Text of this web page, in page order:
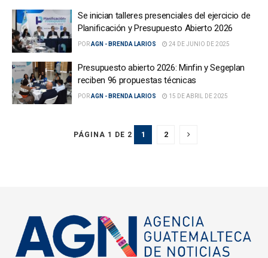
Se inician talleres presenciales del ejercicio de
Planificación y Presupuesto Abierto 2026
PORAGN - BRENDA LARIOS 24 DE JUNIO DE 2025
Presupuesto abierto 2026: Minfin y Segeplan
reciben 96 propuestas técnicas
PORAGN - BRENDA LARIOS 15 DE ABRIL DE 2025
PÁGINA 1 DE 2 1 2